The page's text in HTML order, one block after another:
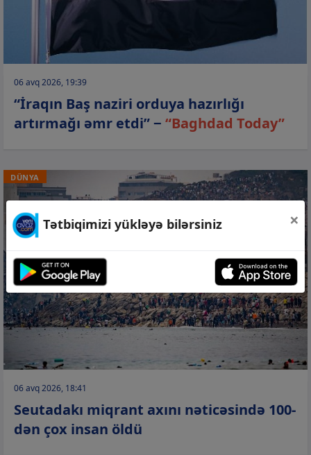
06 avq 2026, 19:39
“İraqın Baş naziri orduya hazırlığı
artırmağı əmr etdi” − “Baghdad Today”
DÜNYA
06 avq 2026, 18:41
Seutadakı miqrant axını nəticəsində 100-
dən çox insan öldü
Tətbiqimizi yükləyə bilərsiniz ×